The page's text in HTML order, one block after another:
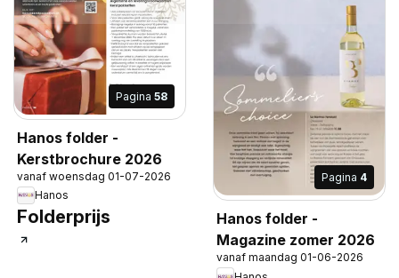
Pagina 58
Hanos folder -
Kerstbrochure 2026
vanaf woensdag 01-07-2026
Hanos
Folderprijs
Pagina 4
Hanos folder -
Magazine zomer 2026
vanaf maandag 01-06-2026